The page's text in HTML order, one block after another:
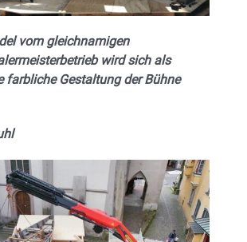
vom gleichnamigen
wird sich als
farbliche Gestaltung der Bühne